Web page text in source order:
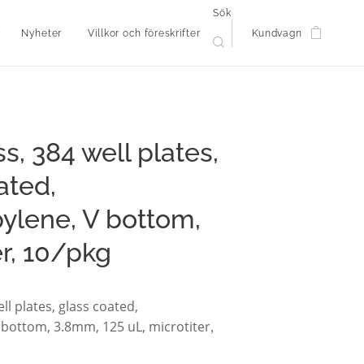
Nyheter Villkor och föreskrifter
Sök
Kundvagn
384 well plates,
V bottom,
10/pkg
plates, glass coated,
3.8mm, 125 uL, microtiter,